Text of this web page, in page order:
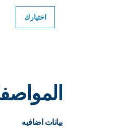
اختيارك
بيانات اضافيه